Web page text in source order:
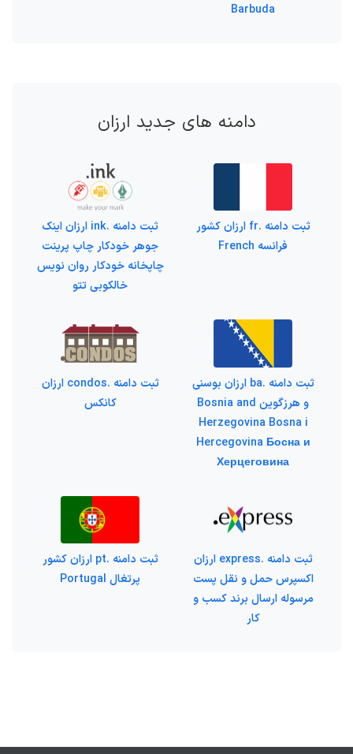
Barbuda
دامنه های جدید ارزان
ثبت دامنه .fr ارزان کشور
فرانسه French
ثبت دامنه .ink ارزان اینک
جوهر خودکار چاپ پرینت
چاپخانه خودکار روان نویس
خالکوبی تتو
ثبت دامنه .ba ارزان بوسنی
و هرزگوین Bosnia and
Herzegovina Bosna i
Hercegovina Босна и
Херцеговина
ثبت دامنه .condos ارزان
کانکس
ثبت دامنه .express ارزان
اکسپرس حمل و نقل پست
مرسوله ارسال برند کسب و
کار
ثبت دامنه .pt ارزان کشور
پرتغال Portugal